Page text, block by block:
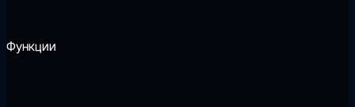
Функции